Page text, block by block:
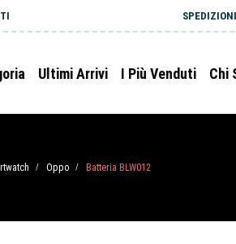
Ultimi Arrivi I Più Venduti Chi
/ Oppo / Batteria BLW012